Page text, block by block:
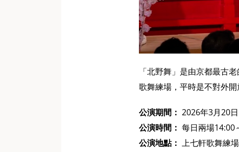
「北野舞」是由京都最古
歌舞練場，平時是不對外開
公演期間： 2026年3月20
公演時間： 每日兩場14:00
公演地點： 上七軒歌舞練場